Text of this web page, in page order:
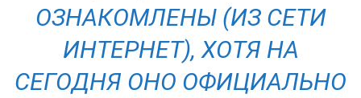
ОЗНАКОМЛЕНЫ (ИЗ СЕТИ
ИНТЕРНЕТ), ХОТЯ НА
СЕГОДНЯ ОНО ОФИЦИАЛЬНО